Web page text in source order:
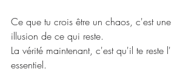
Ce que tu crois être un chaos, c'est une
illusion de ce qui reste.
La vérité maintenant, c'est qu'il te reste l'
essentiel.